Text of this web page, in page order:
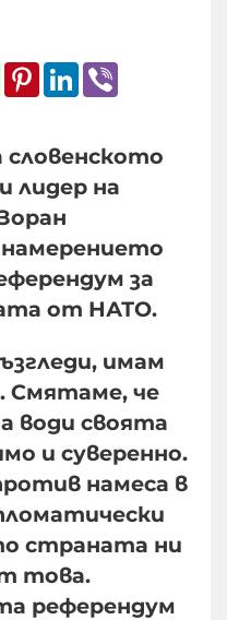
WhatsApp
Pinterest
LinkedIn
лидер на
за
от НАТО.
имам
Смятаме, че
води своята
и суверенно.
намеса в
страната ни
това.
референдум